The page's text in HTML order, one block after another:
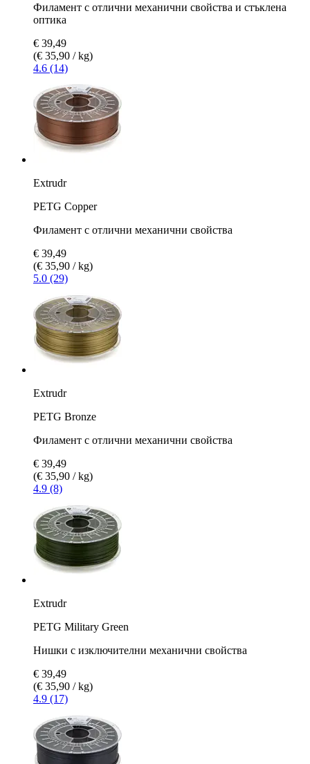
Филамент с отлични механични свойства и стъклена
оптика
€ 39,49
(€ 35,90 / kg)
4.6 (14)
Extrudr
PETG Copper
Филамент с отлични механични свойства
€ 39,49
(€ 35,90 / kg)
5.0 (29)
Extrudr
PETG Bronze
Филамент с отлични механични свойства
€ 39,49
(€ 35,90 / kg)
4.9 (8)
Extrudr
PETG Military Green
Нишки с изключителни механични свойства
€ 39,49
(€ 35,90 / kg)
4.9 (17)